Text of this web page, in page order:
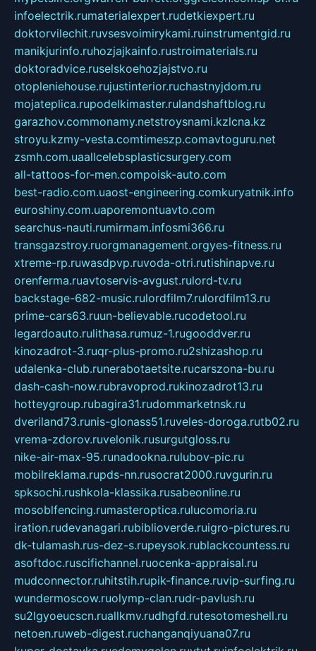
infoelectrik.rumaterialexpert.rudetkiexpert.ru
doktorvilechit.ruvsesvoimirykami.ruinstrumentgid.ru
manikjurinfo.ruhozjajkainfo.rustroimaterials.ru
doktoradvice.ruselskoehozjajstvo.ru
otopleniehouse.rujustinterior.ruchastnyjdom.ru
mojateplica.rupodelkimaster.rulandshaftblog.ru
garazhov.commonamy.netstroysnami.kzlcna.kz
stroyu.kzmy-vesta.comtimeszp.comavtoguru.net
zsmh.com.uaallcelebsplasticsurgery.com
all-tattoos-for-men.compoisk-auto.com
best-radio.com.uaost-engineering.comkuryatnik.info
euroshiny.com.uaporemontuavto.com
searchus-nauti.rumirmam.infosmi366.ru
transgazstroy.ruorgmanagement.orgyes-fitness.ru
xtreme-rp.ruwasdpvp.ruvoda-otri.rutishinapve.ru
orenferma.ruavtoservis-avgust.rulord-tv.ru
backstage-682-music.rulordfilm7.rulordfilm13.ru
prime-cars63.ruun-believable.rucodetool.ru
legardoauto.rulithasa.rumuz-1.rugooddver.ru
kinozadrot-3.ruqr-plus-promo.ru2shizashop.ru
udalenka-club.runerabotaetsite.rucarszona-bu.ru
dash-cash-now.rubravoprod.rukinozadrot13.ru
hotteygroup.rubagira31.rudommarketnsk.ru
dveriland73.runis-glonass51.ruveles-doroga.rutb02.ru
vrema-zdorov.ruvelonik.rusurgutgloss.ru
nike-air-max-95.runadookna.rulubov-pic.ru
mobilreklama.rupds-nn.rusocrat2000.ruvgurin.ru
spksochi.rushkola-klassika.rusabeonline.ru
mosoblfencing.rumasteroptica.rulucomoria.ru
iration.rudevanagari.rubiblioverde.ruigro-pictures.ru
dk-tulamash.rus-dez-s.rupeysok.rublackcountess.ru
asoftdoc.ruscifichannel.ruocenka-appraisal.ru
mudconnector.ruhitstih.rupik-finance.ruvip-surfing.ru
wundermoscow.ruolymp-clan.rudr-pavlush.ru
su2lgyoeucscn.ruallkmv.rudhgfd.rutesotomeshell.ru
netoen.ruweb-digest.ruchanganqiyuana07.ru